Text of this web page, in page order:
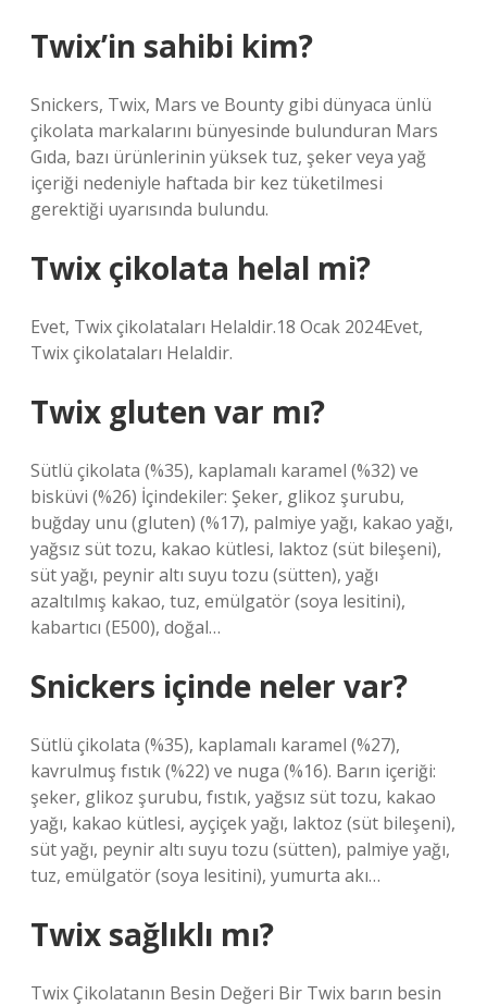
Twix’in sahibi kim?
Snickers, Twix, Mars ve Bounty gibi dünyaca ünlü
çikolata markalarını bünyesinde bulunduran Mars
Gıda, bazı ürünlerinin yüksek tuz, şeker veya yağ
içeriği nedeniyle haftada bir kez tüketilmesi
gerektiği uyarısında bulundu.
Twix çikolata helal mi?
Evet, Twix çikolataları Helaldir.18 Ocak 2024Evet,
Twix çikolataları Helaldir.
Twix gluten var mı?
Sütlü çikolata (%35), kaplamalı karamel (%32) ve
bisküvi (%26) İçindekiler: Şeker, glikoz şurubu,
buğday unu (gluten) (%17), palmiye yağı, kakao yağı,
yağsız süt tozu, kakao kütlesi, laktoz (süt bileşeni),
süt yağı, peynir altı suyu tozu (sütten), yağı
azaltılmış kakao, tuz, emülgatör (soya lesitini),
kabartıcı (E500), doğal…
Snickers içinde neler var?
Sütlü çikolata (%35), kaplamalı karamel (%27),
kavrulmuş fıstık (%22) ve nuga (%16). Barın içeriği:
şeker, glikoz şurubu, fıstık, yağsız süt tozu, kakao
yağı, kakao kütlesi, ayçiçek yağı, laktoz (süt bileşeni),
süt yağı, peynir altı suyu tozu (sütten), palmiye yağı,
tuz, emülgatör (soya lesitini), yumurta akı…
Twix sağlıklı mı?
Twix Çikolatanın Besin Değeri Bir Twix barın besin